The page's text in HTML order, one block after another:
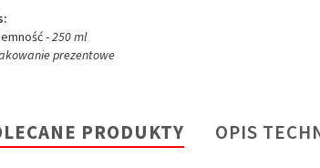
-250 ml
prezentowe
PRODUKTY OPIS